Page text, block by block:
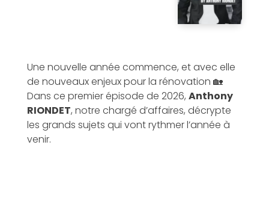
Une nouvelle année commence, et avec elle
de nouveaux enjeux pour la rénovation 🏡
Dans ce premier épisode de 2026, Anthony
RIONDET, notre chargé d’affaires, décrypte
les grands sujets qui vont rythmer l’année à
venir.